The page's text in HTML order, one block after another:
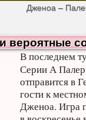
Дженоа –
вероятные
В последнем
Серии А
отправится в
гости к
Дженоа. Игра